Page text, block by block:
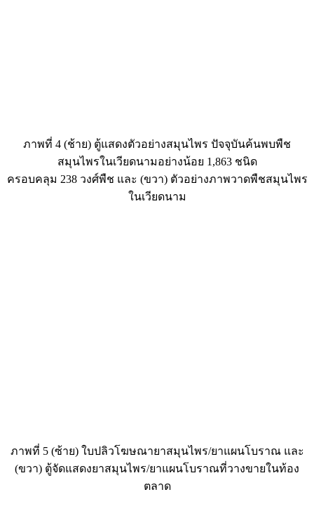
ภาพที่ 4 (ช้าย) ตู้แสดงตัวอย่างสมุนไพร ปัจจุบันค้นพบพืช
สมุนไพรในเวียดนามอย่างน้อย 1,863 ชนิด
ครอบคลุม 238 วงศ์พืช และ (ขวา) ตัวอย่างภาพวาดพืชสมุนไพร
ในเวียดนาม
ภาพที่ 5 (ซ้าย) ใบปลิวโฆษณายาสมุนไพร/ยาแผนโบราณ และ
(ขวา) ตู้จัดแสดงยาสมุนไพร/ยาแผนโบราณที่วางขายในท้อง
ตลาด